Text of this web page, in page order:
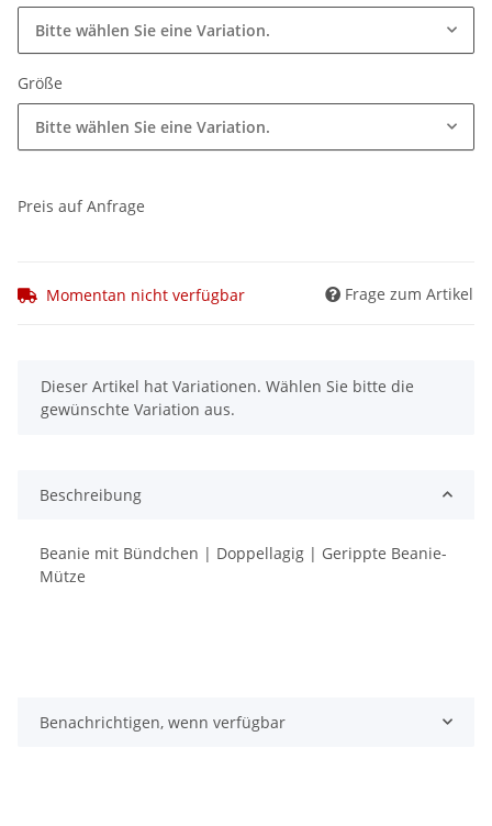
Bitte wählen Sie eine Variation.
Größe
Bitte wählen Sie eine Variation.
Preis auf Anfrage
Momentan nicht verfügbar Frage zum Artikel
x
Dieser Artikel hat Variationen. Wählen Sie bitte die
gewünschte Variation aus.
Beschreibung
Beanie mit Bündchen | Doppellagig | Gerippte Beanie-
Mütze
Benachrichtigen, wenn verfügbar